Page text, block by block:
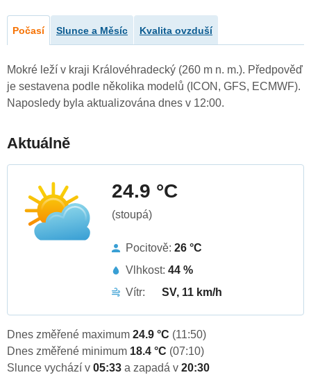
Počasí Slunce a Měsíc Kvalita ovzduší
Mokré leží v kraji Královéhradecký (260 m n. m.). Předpověď
je sestavena podle několika modelů (ICON, GFS, ECMWF).
Naposledy byla aktualizována dnes v 12:00.
Aktuálně
24.9 °C
(stoupá)
Pocitově: 26 °C
Vlhkost: 44 %
Vítr:
SV, 11 km/h
Dnes změřené maximum 24.9 °C (11:50)
Dnes změřené minimum 18.4 °C (07:10)
Slunce vychází v 05:33 a zapadá v 20:30